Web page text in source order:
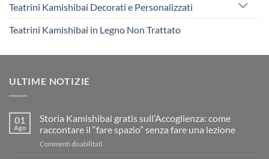
Teatrini Kamishibai Decorati e Personalizzati
Teatrini Kamishibai in Legno Non Trattato
ULTIME NOTIZIE
01
Ago
Storia Kamishibai gratis sull’Accoglienza: come
raccontare il “fare spazio” senza fare una lezione
Commenti disabilitati